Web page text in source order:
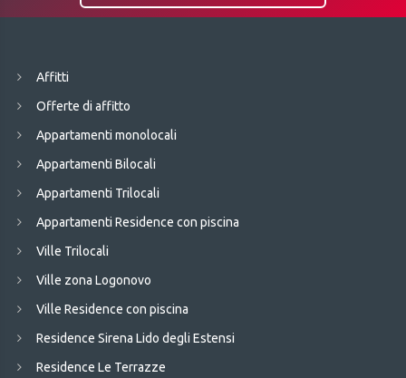
Affitti
Offerte di affitto
Appartamenti monolocali
Appartamenti Bilocali
Appartamenti Trilocali
Appartamenti Residence con piscina
Ville Trilocali
Ville zona Logonovo
Ville Residence con piscina
Residence Sirena Lido degli Estensi
Residence Le Terrazze